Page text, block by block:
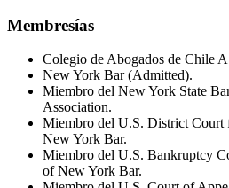
Membresías
Colegio de Abogados de Chile
New York Bar (Admitted).
Miembro del New York State
Association.
Miembro del U.S. District Court
New York Bar.
Miembro del U.S. Bankruptcy
of New York Bar.